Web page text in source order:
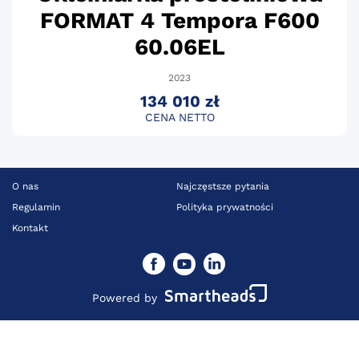
FORMAT 4 Tempora F600
60.06EL
2023
134 010 zł
CENA NETTO
Powered by
O nas
Najczęstsze pytania
Regulamin
Polityka prywatności
Kontakt